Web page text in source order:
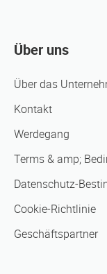
Über uns
Über das
Kontakt
Werdegang
Terms & amp;
Datenschutz-
Cookie-Richtlinie
Geschäftspartner